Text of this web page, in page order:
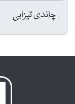
چاندی تیزابی